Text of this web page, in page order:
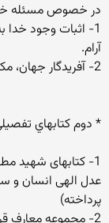
در خصوص مسئله
1- اثبات وجود
آرام.
2- آفريدگار جهان، مكارم شيرازى.
* دوم كتابهاي
1- كتاب‏هاى شهيد
عدل الهى انسان و
پرداخته)